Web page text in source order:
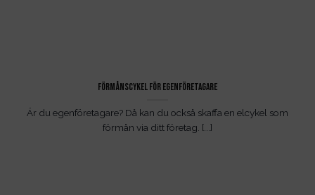
Förmånscykel för egenföretagare
Är du egenföretagare? Då kan du också skaffa en elcykel som
förmån via ditt företag. [...]